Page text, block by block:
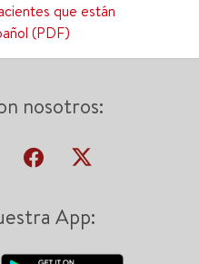
que están
(PDF)
nosotros:
App: